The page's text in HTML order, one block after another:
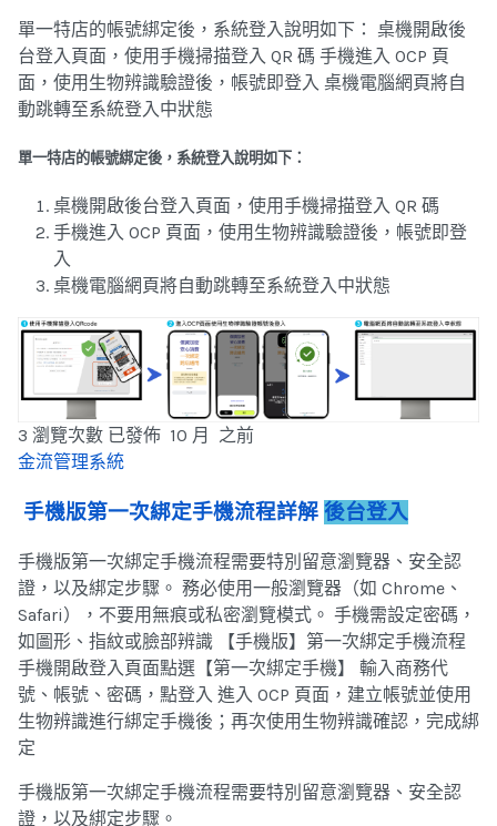
單一特店的帳號綁定後，系統登入說明如下： 桌機開啟後
台登入頁面，使用手機掃描登入 QR 碼 手機進入 OCP 頁
面，使用生物辨識驗證後，帳號即登入 桌機電腦網頁將自
動跳轉至系統登入中狀態
單一特店的帳號綁定後，系統登入說明如下：
桌機開啟後台登入頁面，使用手機掃描登入 QR 碼
手機進入 OCP 頁面，使用生物辨識驗證後，帳號即登
入
桌機電腦網頁將自動跳轉至系統登入中狀態
3 瀏覽次數 已發佈 10 月 之前
金流管理系統
手機版第一次綁定手機流程詳解 後台登入
手機版第一次綁定手機流程需要特別留意瀏覽器、安全認
證，以及綁定步驟。 務必使用一般瀏覽器（如 Chrome、
Safari），不要用無痕或私密瀏覽模式。 手機需設定密碼，
如圖形、指紋或臉部辨識 【手機版】第一次綁定手機流程
手機開啟登入頁面點選【第一次綁定手機】 輸入商務代
號、帳號、密碼，點登入 進入 OCP 頁面，建立帳號並使用
生物辨識進行綁定手機後；再次使用生物辨識確認，完成綁
定
手機版第一次綁定手機流程需要特別留意瀏覽器、安全認
證，以及綁定步驟。